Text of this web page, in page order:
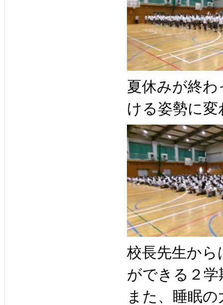
夏休みが終
ける姿勢に
校長先生か
ができる２
また、睡眠